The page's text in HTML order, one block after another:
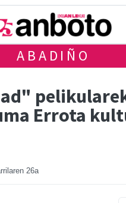
ABADIÑO
Errota
26a